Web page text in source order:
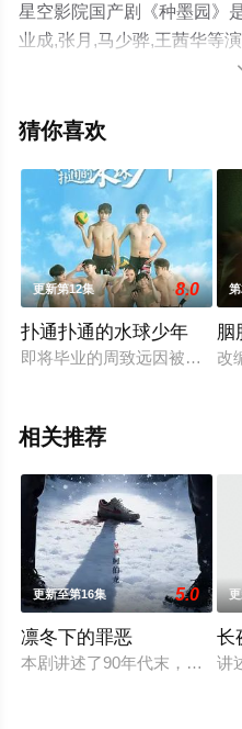
星空影院国产剧《种墨园》
业成,张月,马少骅,王茜华等
剧，大结局剧情已揭晓（1-
步至豆瓣电视剧、电视猫或
猜你喜欢
更新第12集 8.0
扑通扑通的水球少年
即将毕业的周致远因被妹妹
胭
改
相关推荐
更新至第16集 5.0
凛冬下的罪恶
本剧讲述了90年代末，怒河
长
讲